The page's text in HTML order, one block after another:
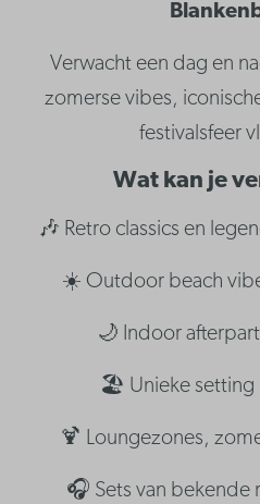
Verwacht een dag en
zomerse vibes,
festivalsfeer
Wat kan je
🎶 Retro classics en
☀️ Outdoor beach
🌙 Indoor
🏖️ Unieke setting
🍹 Loungezones,
🎧 Sets van bekende